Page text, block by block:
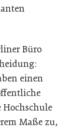
Büro
einen
Maße zu,